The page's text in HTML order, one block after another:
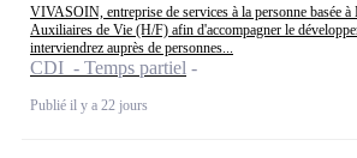
VIVASOIN, entreprise de services à la personne basée
Auxiliaires de Vie (H/F) afin d'accompagner le
interviendrez auprès de personnes...
CDI - Temps partiel
Publié il y a 22 jours